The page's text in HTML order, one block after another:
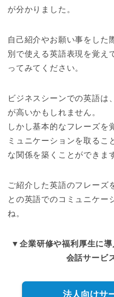
が分かりました。
自己紹介やお願い事をした
別で使える英語表現を覚え
ってみてください。
ビジネスシーンでの英語は
が高いかもしれません。
しかし基本的なフレーズを
ミュニケーションを取るこ
な関係を築くことができま
ご紹介した英語のフレーズ
との英語でのコミュニケー
ね。
▼企業研修や福利厚生に
会話サービ
法人向けサ